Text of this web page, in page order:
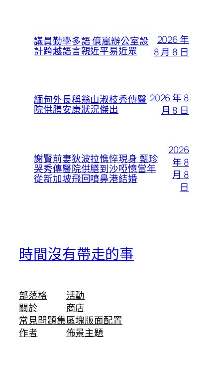
議員勤學多語 億嵐辦公室設
計跨越語言親近平易近眾
2026 年
8 月 8 日
緬甸外長稱翁山淑枝秀傳醫
院供膳安康狀況傑出
2026 年 8
月 8 日
謝賢前妻狄波拉憔悴現身 甄珍
哭秀傳醫院供膳到沙啞憶當年
從新加坡飛回噴鼻港結婚
2026
年 8
月 8
日
時間沒有帶走的事
部落格
關於
常見問題集
作者
活動
商店
區塊版面配置
佈景主題